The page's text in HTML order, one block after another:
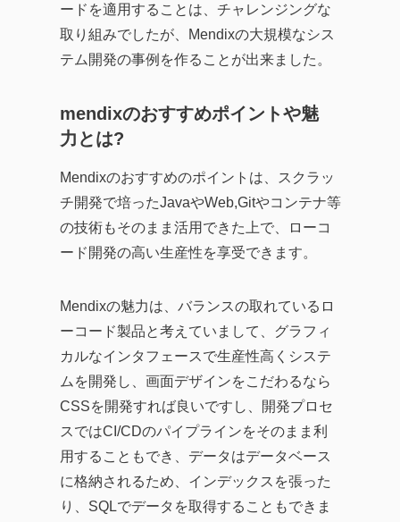
ードを適用することは、チャレンジングな
取り組みでしたが、Mendixの大規模なシス
テム開発の事例を作ることが出来ました。
mendixのおすすめポイントや魅
力とは?
Mendixのおすすめのポイントは、スクラッ
チ開発で培ったJavaやWeb,Gitやコンテナ等
の技術もそのまま活用できた上で、ローコ
ード開発の高い生産性を享受できます。
Mendixの魅力は、バランスの取れているロ
ーコード製品と考えていまして、グラフィ
カルなインタフェースで生産性高くシステ
ムを開発し、画面デザインをこだわるなら
CSSを開発すれば良いですし、開発プロセ
スではCI/CDのパイプラインをそのまま利
用することもでき、データはデータベース
に格納されるため、インデックスを張った
り、SQLでデータを取得することもできま